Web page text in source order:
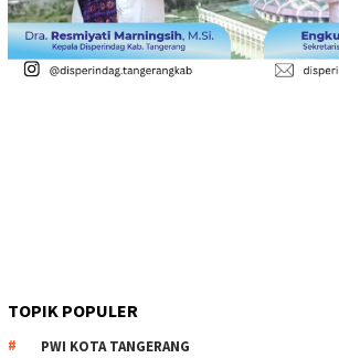
TOPIK POPULER
PWI KOTA TANGERANG